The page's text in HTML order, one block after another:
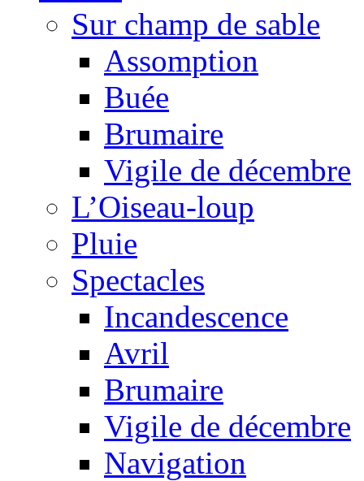
Sur champ de sable
Assomption
Buée
Brumaire
Vigile de décembre
L’Oiseau-loup
Pluie
Spectacles
Incandescence
Avril
Brumaire
Vigile de décembre
Navigation